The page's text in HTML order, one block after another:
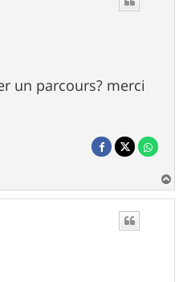
un parcours? merci
a